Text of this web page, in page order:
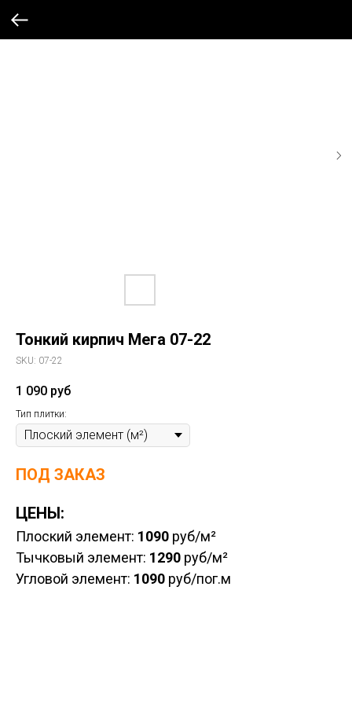
Тонкий кирпич Мега 07-22
SKU: 07-22
1 090 руб
Тип плитки:
ПОД ЗАКАЗ
ЦЕНЫ:
Плоский элемент: 1090 руб/м²
Тычковый элемент: 1290 руб/м²
Угловой элемент: 1090 руб/пог.м